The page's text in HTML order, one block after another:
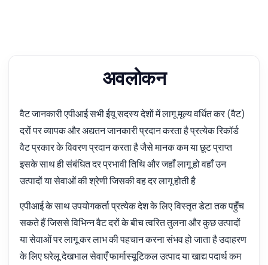
अवलोकन
वैट जानकारी एपीआई सभी ईयू सदस्य देशों में लागू मूल्य वर्धित कर (वैट)
दरों पर व्यापक और अद्यतन जानकारी प्रदान करता है प्रत्येक रिकॉर्ड
वैट प्रकार के विवरण प्रदान करता है जैसे मानक कम या छूट प्राप्त
इसके साथ ही संबंधित दर प्रभावी तिथि और जहाँ लागू हो वहाँ उन
उत्पादों या सेवाओं की श्रेणी जिसकी वह दर लागू होती है
एपीआई के साथ उपयोगकर्ता प्रत्येक देश के लिए विस्तृत डेटा तक पहुँच
सकते हैं जिससे विभिन्न वैट दरों के बीच त्वरित तुलना और कुछ उत्पादों
या सेवाओं पर लागू कर लाभ की पहचान करना संभव हो जाता है उदाहरण
के लिए घरेलू देखभाल सेवाएँ फार्मास्यूटिकल उत्पाद या खाद्य पदार्थ कम